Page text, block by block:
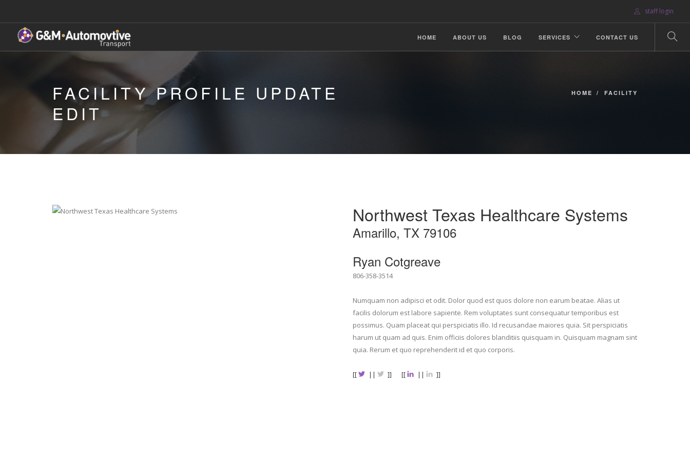
staff login
HOME ABOUT US BLOG SERVICES CONTACT US
FACILITY PROFILE UPDATE
EDIT
HOME FACILITY
Northwest Texas Healthcare Systems
Amarillo, TX 79106
Ryan Cotgreave
806-358-3514
Numquam non adipisci et odit. Dolor quod est quos dolore non earum beatae. Alias ut
facilis dolorum est labore sapiente. Rem voluptates sunt consequatur temporibus est
possimus. Quam placeat qui perspiciatis illo. Id recusandae maiores quia. Sit perspiciatis
harum ut quam ad quis. Enim officiis dolores blanditiis quisquam in. Quisquam magnam sint
quia. Rerum et quo reprehenderit id et quo corporis.
[[ || ]] [[ || ]]